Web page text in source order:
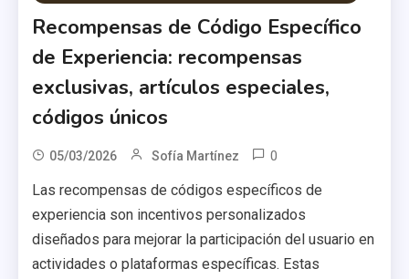
Recompensas de Código Específico
de Experiencia: recompensas
exclusivas, artículos especiales,
códigos únicos
05/03/2026 Sofía Martínez 0
Las recompensas de códigos específicos de
experiencia son incentivos personalizados
diseñados para mejorar la participación del usuario en
actividades o plataformas específicas. Estas